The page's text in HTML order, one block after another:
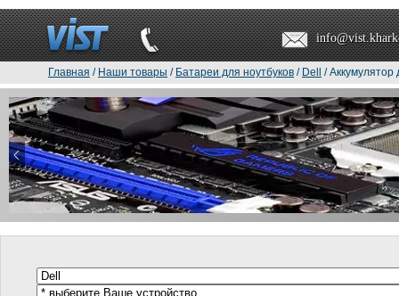
Главная / Наши товары / Батареи для ноутбуков / Dell /